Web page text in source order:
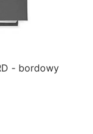
- bordowy